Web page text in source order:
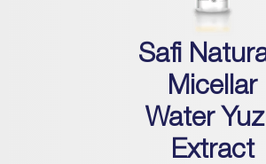
Safi
Micellar
Water
Extract